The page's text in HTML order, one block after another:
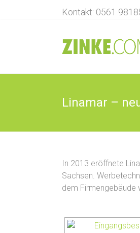
Kontakt: 0561
in
Linamar –
In 2013 eröffnete
Sachsen.
dem Firmengebäude